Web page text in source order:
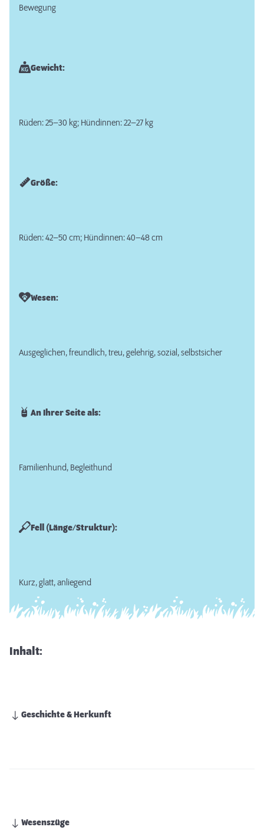
Bewegung
Gewicht:
Rüden: 25–30 kg; Hündinnen: 22–27 kg
Größe:
Rüden: 42–50 cm; Hündinnen: 40–48 cm
Wesen:
Ausgeglichen, freundlich, treu, gelehrig, sozial, selbstsicher
An Ihrer Seite als:
Familienhund, Begleithund
Fell (Länge/Struktur):
Kurz, glatt, anliegend
Inhalt:
Geschichte & Herkunft
Wesenszüge